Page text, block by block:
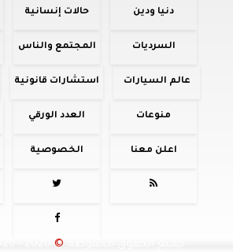
دنيا ودين حالات إنسانية
السرديات المجتمع والناس
عالم السيارات استشارات قانونية
منوعات العدد الورقي
اعلن معنا الخصوصية



©